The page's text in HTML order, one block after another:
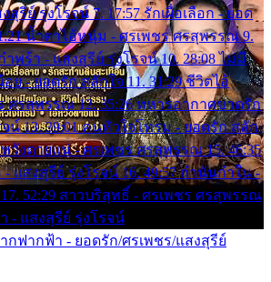
สุรีย์ รุ่งโรจน์ 7. 17:57 รักเผื่อเลือก - ยอด
น้ำตาไอ้หนุ่ม - ศรเพชร ศรสุพรรณ 9.
ำพร้า - แสงสุรีย์ รุ่งโรจน์ 10. 28:08 ไม่มี
อย - ยอดรัก สลักใจ 11. 31:29 ชีวิตไอ้
ศรสุพรรณ 12. 35:26 ทหารอากาศขาดรัก
น์ 13. 39:01 คนหัวใจโทรม - ยอดรัก สลัก
หวังตายแน่ - ศรเพชร ศรสุพรรณ 15. 46:35
แสงสุรีย์ รุ่งโรจน์ 16. 49:57 กำนันกำใน -
52:29 สาวบริสุทธิ์ - ศรเพชร ศรสุพรรณ
- แสงสุรีย์ รุ่งโรจน์
กฟากฟ้า - ยอดรัก/ศรเพชร/แสงสุรีย์